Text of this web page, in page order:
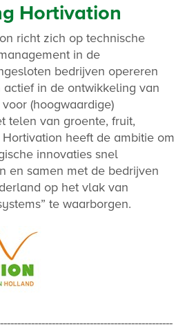
Hortivation
richt zich op technische
in de
bedrijven opereren
in de ontwikkeling van
(hoogwaardige)
telen van groente, fruit,
heeft de ambitie om
innovaties snel
en samen met de bedrijven
op het vlak van
te waarborgen.